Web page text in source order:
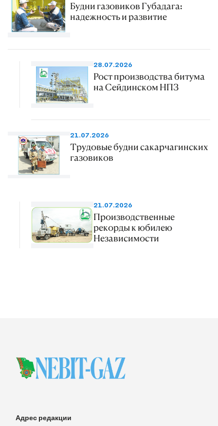
Будни газовиков Губадага:
надежность и развитие
28.07.2026
Рост производства битума
на Сейдинском НПЗ
21.07.2026
Трудовые будни сакарчагинских
газовиков
21.07.2026
Производственные
рекорды к юбилею
Независимости
Адрес редакции